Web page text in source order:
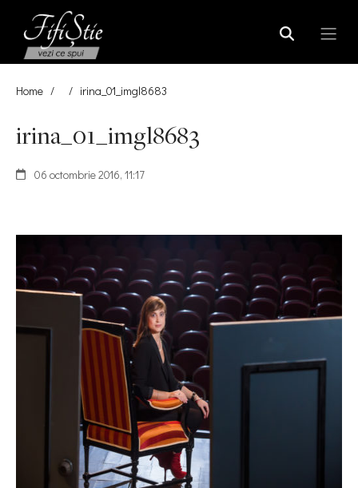
Home / / irina_01_imgl8683
irina_01_imgl8683
06 octombrie 2016, 11:17